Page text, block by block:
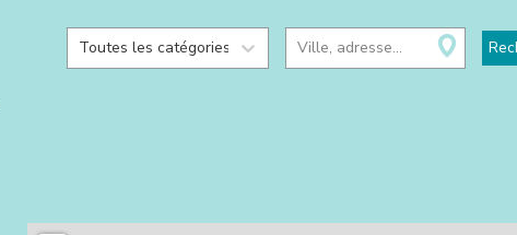
Toutes les catégories Ville, adresse...